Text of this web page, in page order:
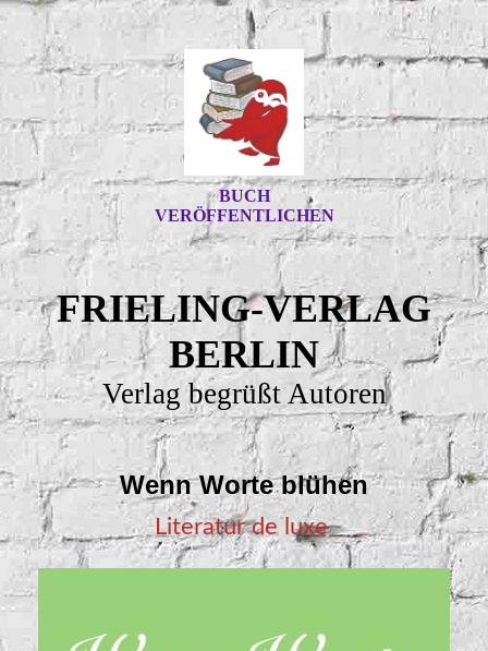
BUCH
VERÖFFENTLICHEN
FRIELING-VERLAG
BERLIN
Verlag begrüßt Autoren
Wenn Worte blühen
Literatur de luxe